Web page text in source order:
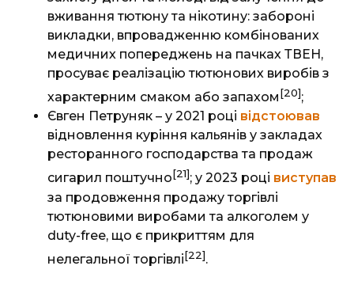
вживання тютюну та нікотину: забороні
викладки, впровадженню комбінованих
медичних попереджень на пачках ТВЕН,
просуває реалізацію тютюнових виробів з
характерним смаком або запахом[20];
Євген Петруняк – у 2021 році відстоював
відновлення куріння кальянів у закладах
ресторанного господарства та продаж
сигарил поштучно[21]; у 2023 році виступав
за продовження продажу торгівлі
тютюновими виробами та алкоголем у
duty-free, що є прикриттям для
нелегальної торгівлі[22].